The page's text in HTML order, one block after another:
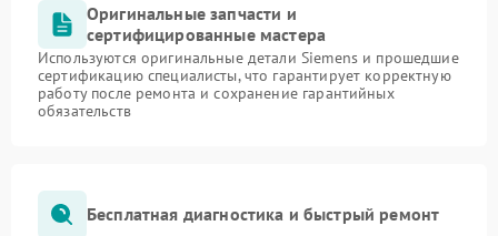
Оригинальные запчасти и
сертифицированные мастера
Используются оригинальные детали Siemens и прошедшие
сертификацию специалисты, что гарантирует корректную
работу после ремонта и сохранение гарантийных
обязательств
Бесплатная диагностика и быстрый ремонт